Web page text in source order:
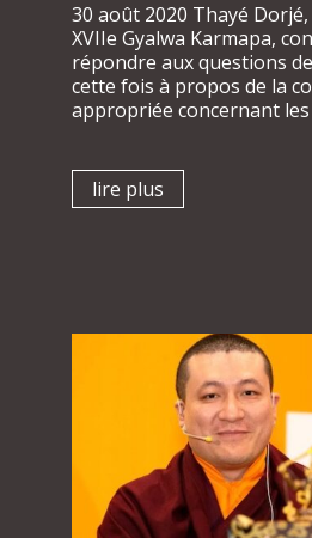
30 août 2020 Thayé
XVIIe Gyalwa Karmapa,
répondre aux questions
cette fois à propos de la
appropriée concernant les
lire plus